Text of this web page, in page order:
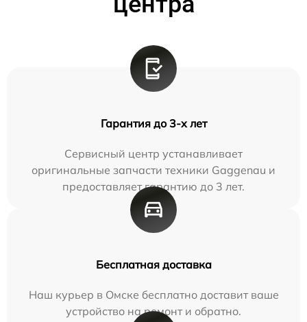
Гарантия до 3-х лет
Сервисный центр устанавливает
оригинальные запчасти техники Gaggenau и
предоставляет гарантию до 3 лет.
Бесплатная доставка
Наш курьер в Омске бесплатно доставит ваше
устройство на ремонт и обратно.